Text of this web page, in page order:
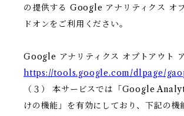
の提供する Google アナリティクス オ
ドオンをご利用ください。
Google アナリティクス オプトアウト
https://tools.google.com/dlpage/
（３） 本サービスでは「Google
けの機能」を有効にしており、下記の機